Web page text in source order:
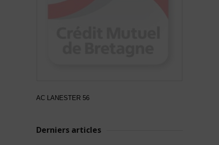
AC LANESTER 56
Derniers articles